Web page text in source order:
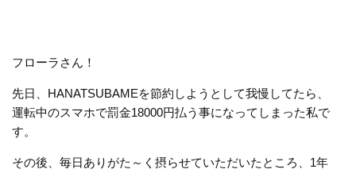
フローラさん！
先日、HANATSUBAMEを節約しようとして我慢してたら、
運転中のスマホで罰金18000円払う事になってしまった私で
す。
その後、毎日ありがた～く摂らせていただいたところ、1年